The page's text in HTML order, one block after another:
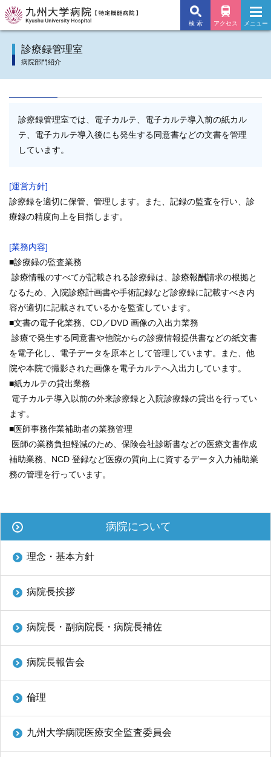
検 索 アクセス
九州大学病院TOP
診療科
病院について
交通アクセス
よくあるご質問
学内向け情報
ご意見
採用情報
本院の先進医療
内視鏡外科手術
最新の歯科治療
関連リンク
サイトポリシー
ENGLISH
TEL.092-641-1151（代表）
メニュー
診療録管理室
病院部門紹介
診療録管理室では、電子カルテ、電子カルテ導入前の紙カル
テ、電子カルテ導入後にも発生する同意書などの文書を管理
しています。
[運営方針]
診療録を適切に保管、管理します。また、記録の監査を行い、診
療録の精度向上を目指します。
[業務内容]
■診療録の監査業務
診療情報のすべてが記載される診療録は、診療報酬請求の根拠と
なるため、入院診療計画書や手術記録など診療録に記載すべき内
容が適切に記載されているかを監査しています。
■文書の電子化業務、CD／DVD 画像の入出力業務
診療で発生する同意書や他院からの診療情報提供書などの紙文書
を電子化し、電子データを原本として管理しています。また、他
院や本院で撮影された画像を電子カルテへ入出力しています。
■紙カルテの貸出業務
電子カルテ導入以前の外来診療録と入院診療録の貸出を行ってい
ます。
■医師事務作業補助者の業務管理
医師の業務負担軽減のため、保険会社診断書などの医療文書作成
補助業務、NCD 登録など医療の質向上に資するデータ入力補助業
務の管理を行っています。
病院について
理念・基本方針
病院長挨拶
病院長・副病院長・病院長補佐
病院長報告会
倫理
九州大学病院医療安全監査委員会